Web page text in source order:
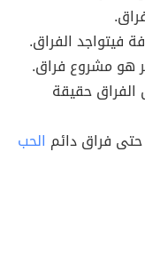
فيتواجد الفراق.
هو مشروع فراق.
حقيقة
فراق دائم الحب